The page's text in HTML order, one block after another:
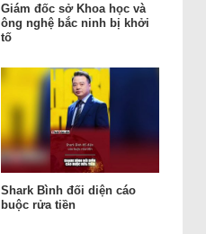
Giám đốc sở Khoa học và
ông nghệ bắc ninh bị khởi
tố
Shark Bình đối diện cáo
buộc rửa tiền